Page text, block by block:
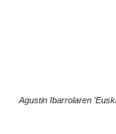
Agustin Ibarrolaren